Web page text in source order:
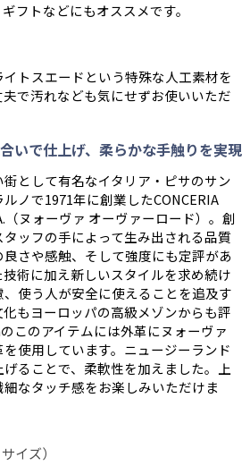
フトなどにもオススメです。
トスエードという特殊な人工素材を
で汚れなども気にせずお使いいただ
いで仕上げ、柔らかな手触りを実現
として有名なイタリア・ピサのサン
ノで1971年に創業したCONCERIA
（ヌォーヴァ オーヴァーロード）。創
ッフの手によって生み出される品質
さや感触、そして強度にも定評があ
術に加え新しいスタイルを求め続け
使う人が安全に使えることを追及す
もヨーロッパの高級メゾンからも評
このアイテムには外革にヌォーヴァ
使用しています。ニュージーランド
ることで、柔軟性を加えました。上
なタッチ感をお楽しみいただけま
イズ）